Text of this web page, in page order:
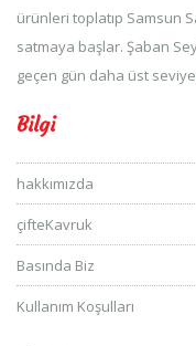
ürünleri toplatıp Samsun
satmaya başlar. Şaban
geçen gün daha üst
Bilgi
hakkımızda
çifteKavruk
Basında Biz
Kullanım Koşulları